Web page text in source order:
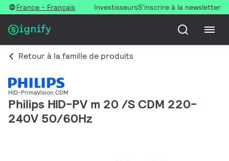
France - Français InvestisseursS’inscrire à la newsletter
Retour à la famille de produits
HID-PrimaVision CDM
Philips HID-PV m 20 /S CDM 220-
240V 50/60Hz